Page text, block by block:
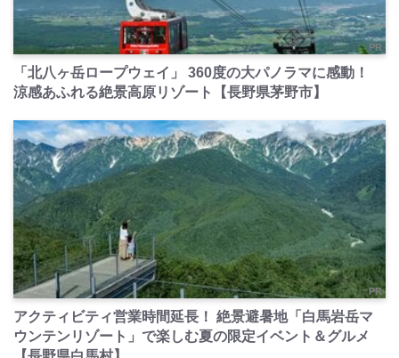
PR
「北八ヶ岳ロープウェイ」 360度の大パノラマに感動！
涼感あふれる絶景高原リゾート【長野県茅野市】
PR
アクティビティ営業時間延長！ 絶景避暑地「白馬岩岳マ
ウンテンリゾート」で楽しむ夏の限定イベント＆グルメ